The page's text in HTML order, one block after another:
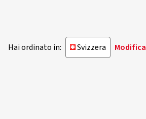
Hai ordinato in: Svizzera Modifica